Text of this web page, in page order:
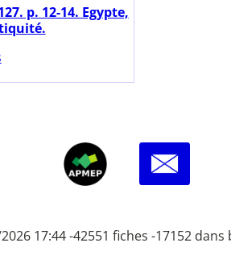
p. 12-14. Egypte,
17:44 -42551 fiches -17152